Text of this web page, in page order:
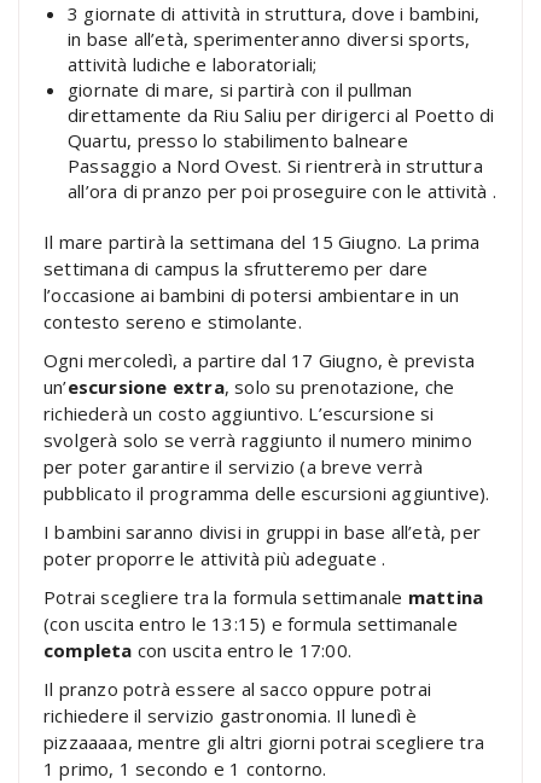
3 giornate di attività in struttura, dove i bambini,
in base all’età, sperimenteranno diversi sports,
attività ludiche e laboratoriali;
giornate di mare, si partirà con il pullman
direttamente da Riu Saliu per dirigerci al Poetto di
Quartu, presso lo stabilimento balneare
Passaggio a Nord Ovest. Si rientrerà in struttura
all’ora di pranzo per poi proseguire con le attività .
Il mare partirà la settimana del 15 Giugno. La prima
settimana di campus la sfrutteremo per dare
l’occasione ai bambini di potersi ambientare in un
contesto sereno e stimolante.
Ogni mercoledì, a partire dal 17 Giugno, è prevista
un’escursione extra, solo su prenotazione, che
richiederà un costo aggiuntivo. L’escursione si
svolgerà solo se verrà raggiunto il numero minimo
per poter garantire il servizio (a breve verrà
pubblicato il programma delle escursioni aggiuntive).
I bambini saranno divisi in gruppi in base all’età, per
poter proporre le attività più adeguate .
Potrai scegliere tra la formula settimanale mattina
(con uscita entro le 13:15) e formula settimanale
completa con uscita entro le 17:00.
Il pranzo potrà essere al sacco oppure potrai
richiedere il servizio gastronomia. Il lunedì è
pizzaaaaa, mentre gli altri giorni potrai scegliere tra
1 primo, 1 secondo e 1 contorno.